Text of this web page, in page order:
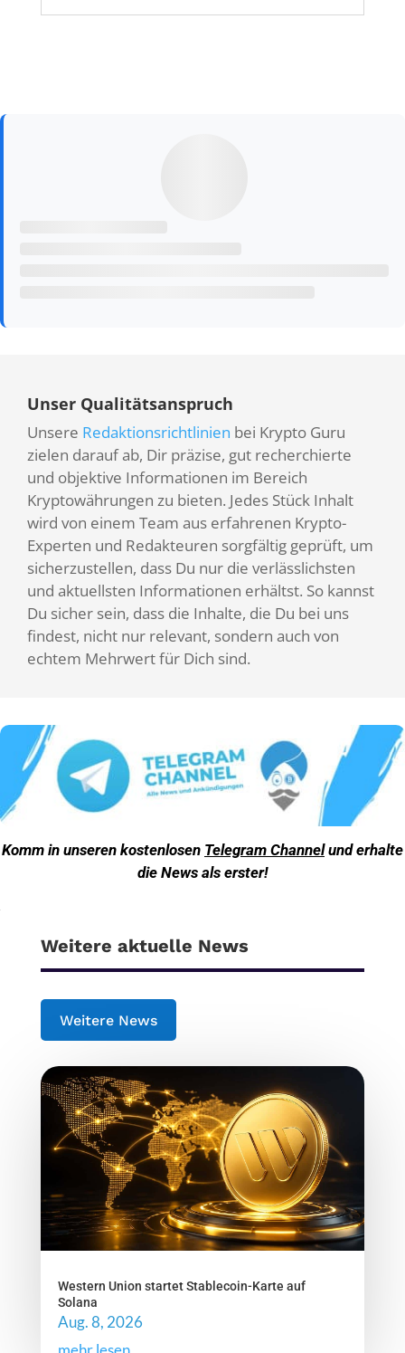
Unser Qualitätsanspruch
Unsere Redaktionsrichtlinien bei Krypto Guru
zielen darauf ab, Dir präzise, gut recherchierte
und objektive Informationen im Bereich
Kryptowährungen zu bieten. Jedes Stück Inhalt
wird von einem Team aus erfahrenen Krypto-
Experten und Redakteuren sorgfältig geprüft, um
sicherzustellen, dass Du nur die verlässlichsten
und aktuellsten Informationen erhältst. So kannst
Du sicher sein, dass die Inhalte, die Du bei uns
findest, nicht nur relevant, sondern auch von
echtem Mehrwert für Dich sind.
Komm in unseren kostenlosen Telegram Channelund erhalte
die News als erster!
Weitere aktuelle News
Weitere News
Western Union startet Stablecoin-Karte auf
Solana
Aug. 8, 2026